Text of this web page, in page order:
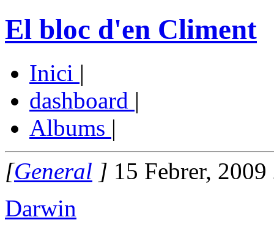
El bloc d'en Climent
Inici |
dashboard |
Albums |
[General ] 15 Febrer,
Darwin